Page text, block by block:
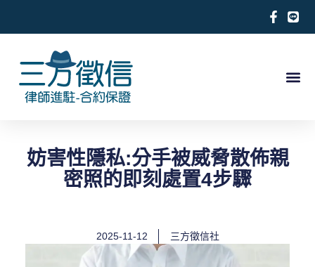
至
妨害性隱私:分手被威脅散佈親
密照的即刻處置4步驟
2025-11-12 三方徵信社